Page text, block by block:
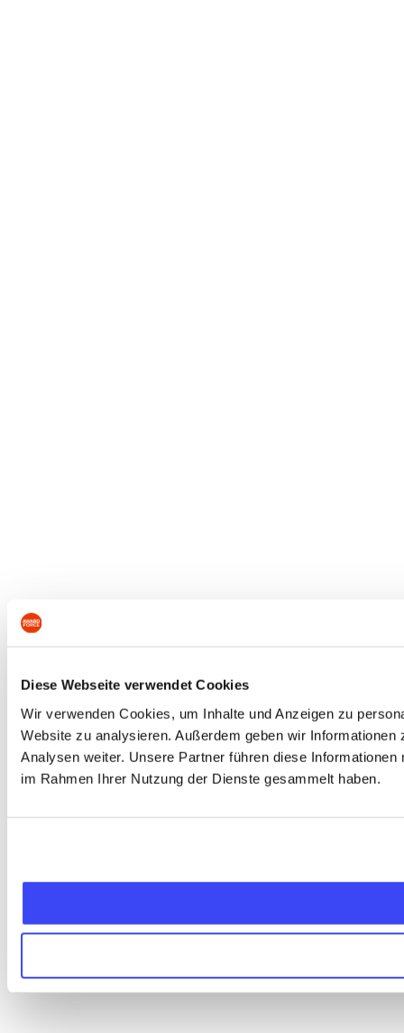
Diese Webseite verwendet Cookies
Wir verwenden Cookies, um Inhalte und Anzeigen zu
Website zu analysieren. Außerdem geben wir
Analysen weiter. Unsere Partner führen diese
im Rahmen Ihrer Nutzung der Dienste gesammelt haben.